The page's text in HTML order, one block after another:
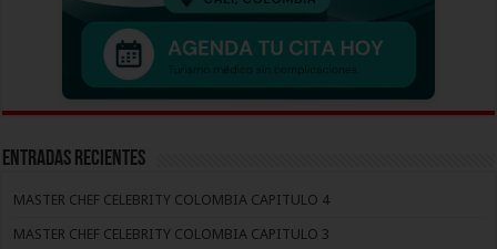
Entradas recientes
MASTER CHEF CELEBRITY COLOMBIA CAPITULO 4
MASTER CHEF CELEBRITY COLOMBIA CAPITULO 3